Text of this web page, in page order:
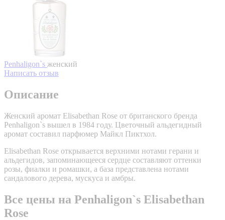
Penhaligon`s женский
Написать отзыв
Описание
Женский аромат Elisabethan Rose от британского бренда
Penhaligon`s вышел в 1984 году. Цветочный альдегидный
аромат составил парфюмер Майкл Пиктхол.
Elisabethan Rose открывается верхними нотами герани и
альдегидов, запоминающееся сердце составляют оттенки
розы, фиалки и ромашки, а база представлена нотами
сандалового дерева, мускуса и амбры.
Все цены на Penhaligon`s Elisabethan
Rose